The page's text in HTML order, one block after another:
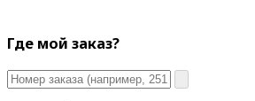
Где мой заказ?